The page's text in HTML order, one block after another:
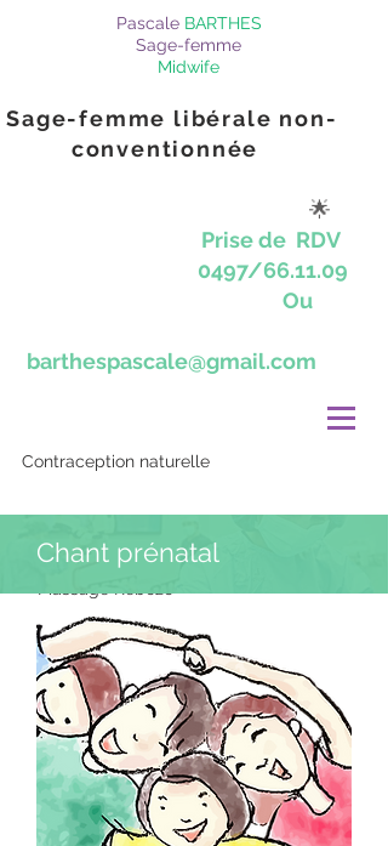
Pascale BARTHES
Sage-femme
Midwife
Sage-femme libérale non-
conventionnée
🌟
Prise de RDV
66.11.09
Ou
barthespascale@gmail.com
Contraception naturelle
Tarifs & rendez-vous
Chant prénatal